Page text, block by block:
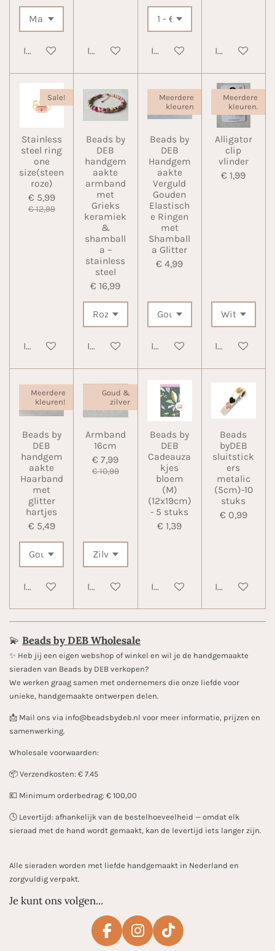
In winkelwagenIn winkelwagenIn winkelwagen
In
Sale!
Stainless
steel ring
one
size(steen
roze)
€ 5,99
€ 12,99
In winkelwagen
Beads by
DEB
handgem
aakte
armband
met
Grieks
keramiek
&
shamball
a –
stainless
steel
€ 16,99
In winkelwagen
Meerdere
kleuren
Beads by
DEB
Handgem
aakte
Verguld
Gouden
Elastisch
e Ringen
met
Shamball
a Glitter
€ 4,99
In winkelwagen
Meerdere
kleuren.
Alligator
clip
vlinder
€ 1,99
In
Meerdere
kleuren!
Beads by
DEB
handgem
aakte
Haarband
met
glitter
hartjes
€ 5,49
In winkelwagen
Goud &
zilver
Armband
16cm
€ 7,99
€ 10,99
In winkelwagen
Beads by
DEB
Cadeauza
kjes
bloem
(M)
(12x19cm)
- 5 stuks
€ 1,39
In winkelwagen
Beads
byDEB
sluitstick
ers
metalic
(5cm)-10
stuks
€ 0,99
In
💫 Beads by DEB Wholesale
✨️ Heb jij een eigen webshop of winkel en wil je de handgemaakte
sieraden van Beads by DEB verkopen?
We werken graag samen met ondernemers die onze liefde voor
unieke, handgemaakte ontwerpen delen.
📩 Mail ons via info@beadsbydeb.nl voor meer informatie, prijzen en
samenwerking.
Wholesale voorwaarden:
📦 Verzendkosten: € 7.45
💶 Minimum orderbedrag: € 100,00
🕓 Levertijd: afhankelijk van de bestelhoeveelheid — omdat elk
sieraad met de hand wordt gemaakt, kan de levertijd iets langer zijn.
Alle sieraden worden met liefde handgemaakt in Nederland en
zorgvuldig verpakt.
Je kunt ons volgen...
F
I
T